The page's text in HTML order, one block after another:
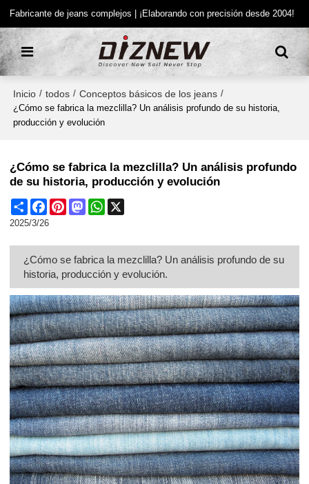
Fabricante de jeans complejos | ¡Elaborando con precisión desde 2004!
Inicio / todos / Conceptos básicos de los jeans /
¿Cómo se fabrica la mezclilla? Un análisis profundo de su historia,
producción y evolución
¿Cómo se fabrica la mezclilla? Un análisis profundo
de su historia, producción y evolución
Share FacebookPinterestMastodonWhatsApp
2025/3/26
¿Cómo se fabrica la mezclilla? Un análisis profundo de su
historia, producción y evolución.